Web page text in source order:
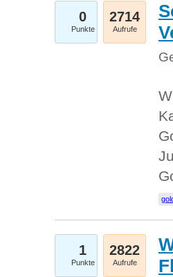
0
Punkte
2714
Aufrufe
1
Punkte
2822
Aufrufe